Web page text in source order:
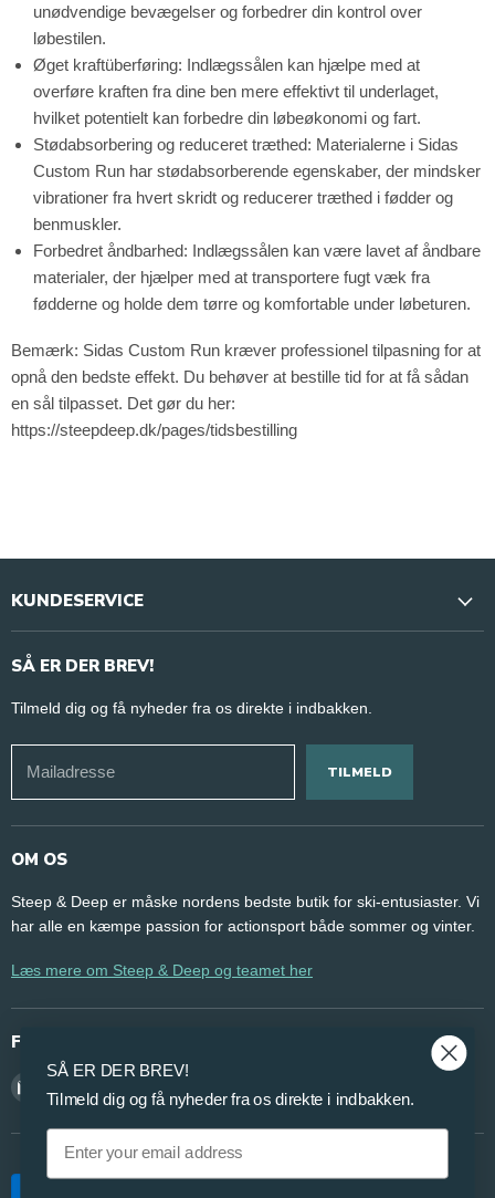
unødvendige bevægelser og forbedrer din kontrol over
løbestilen.
Øget kraftüberføring: Indlægssålen kan hjælpe med at
overføre kraften fra dine ben mere effektivt til underlaget,
hvilket potentielt kan forbedre din løbeøkonomi og fart.
Stødabsorbering og reduceret træthed: Materialerne i Sidas
Custom Run har stødabsorberende egenskaber, der mindsker
vibrationer fra hvert skridt og reducerer træthed i fødder og
benmuskler.
Forbedret åndbarhed: Indlægssålen kan være lavet af åndbare
materialer, der hjælper med at transportere fugt væk fra
fødderne og holde dem tørre og komfortable under løbeturen.
Bemærk: Sidas Custom Run kræver professionel tilpasning for at
opnå den bedste effekt. Du behøver at bestille tid for at få sådan
en sål tilpasset. Det gør du her:
https://steepdeep.dk/pages/tidsbestilling
KUNDESERVICE
Kontakt os
Jobs
Handelsbetingelser
Persondatapolitik
SÅ ER DER BREV!
Tilmeld dig og få nyheder fra os direkte i indbakken.
Mailadresse TILMELD
OM OS
Steep & Deep er måske nordens bedste butik for ski-entusiaster. Vi
har alle en kæmpe passion for actionsport både sommer og vinter.
Læs mere om Steep & Deep og teamet her
FØLG OS
Facebook
os
SÅ ER DER BREV!
Tilmeld dig og få nyheder fra os direkte i indbakken.
Email